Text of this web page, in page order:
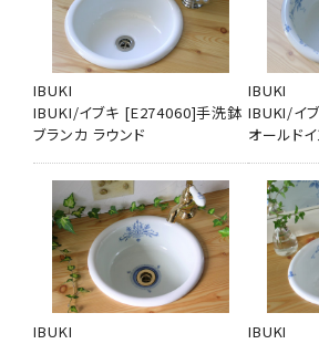
IBUKI
IBUKI/イブキ [E274060]手洗鉢
ブランカ ラウンド
IBUKI
IBUKI/イ
オールド
IBUKI
IBUKI